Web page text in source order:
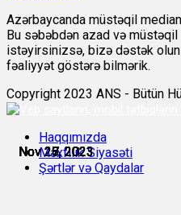
Nov 26, 2023
Nov 27, 2023
Nov 27, 2023
Nov 27, 2023
Nov 27, 2023
Nov 28, 2023
Azərbaycanda müstəqil
Bu səbəbdən azad və
istəyirsinizsə, bizə dəstək
fəaliyyət göstərə bilmərik.
Copyright 2023 ANS - Bütün
Haqqımızda
Məxfilik Siyasəti
Şərtlər və Qaydalar